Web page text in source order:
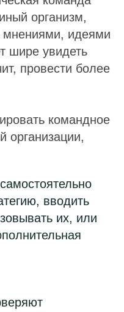
организм,
мнениями, идеями
шире увидеть
провести более
командное
организации,
вводить
их, или